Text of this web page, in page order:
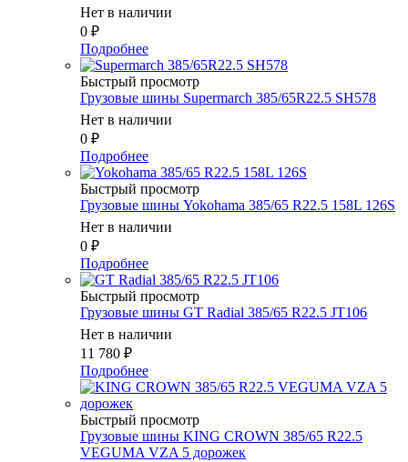
Нет в наличии
0 ₽
Подробнее
Быстрый просмотр
Грузовые шины Supermarch 385/65R22.5 SH578
Нет в наличии
0 ₽
Подробнее
Быстрый просмотр
Грузовые шины Yokohama 385/65 R22.5 158L 126S
Нет в наличии
0 ₽
Подробнее
Быстрый просмотр
Грузовые шины GT Radial 385/65 R22.5 JT106
Нет в наличии
11 780 ₽
Подробнее
Быстрый просмотр
Грузовые шины KING CROWN 385/65 R22.5
VEGUMA VZA 5 дорожек